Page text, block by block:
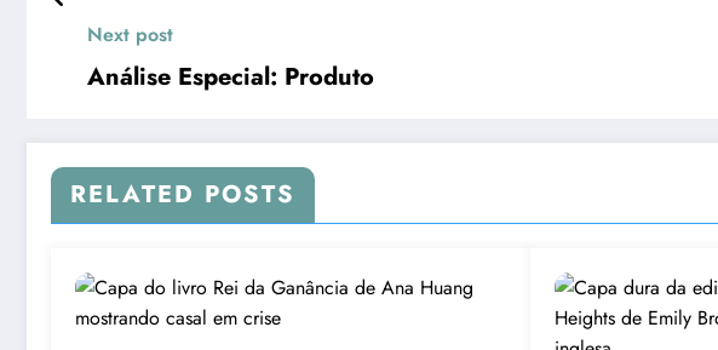
Next post
Análise Especial: Produto
RELATED POSTS